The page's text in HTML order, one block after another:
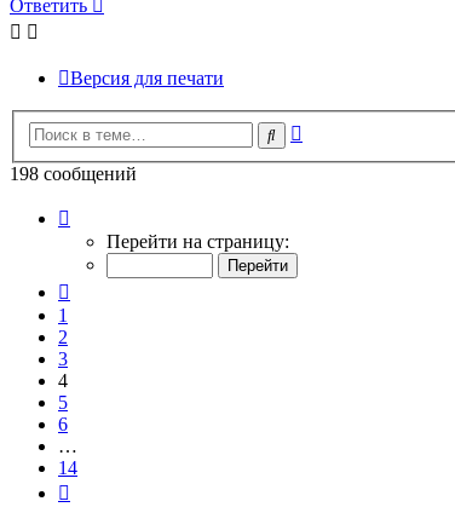
Ответить
Версия для печати
Поиск
198 сообщений
Перейти на страницу:
1
2
3
4
5
6
…
14